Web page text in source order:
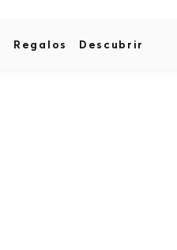
Regalos Descubrir